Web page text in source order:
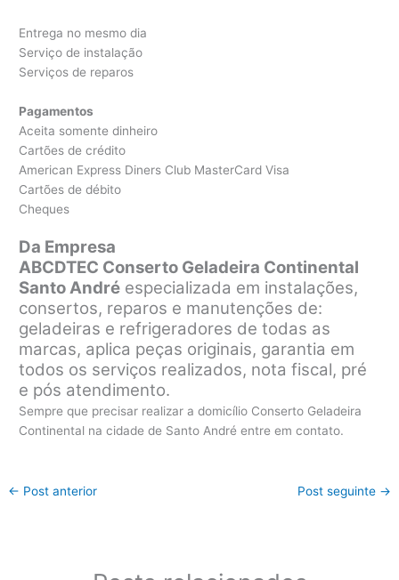
Entrega no mesmo dia
Serviço de instalação
Serviços de reparos
Pagamentos
Aceita somente dinheiro
Cartões de crédito
American Express Diners Club MasterCard Visa
Cartões de débito
Cheques
Da Empresa
ABCDTEC Conserto Geladeira Continental
Santo André especializada em instalações,
consertos, reparos e manutenções de:
geladeiras e refrigeradores de todas as
marcas, aplica peças originais, garantia em
todos os serviços realizados, nota fiscal, pré
e pós atendimento.
Sempre que precisar realizar a domicílio Conserto Geladeira
Continental na cidade de Santo André entre em contato.
← Post anterior Post seguinte →